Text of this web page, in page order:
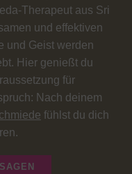
Therapeut aus Sri
und effektiven
und Geist werden
Hier genießt du
für
Nach deinem
fühlst du dich